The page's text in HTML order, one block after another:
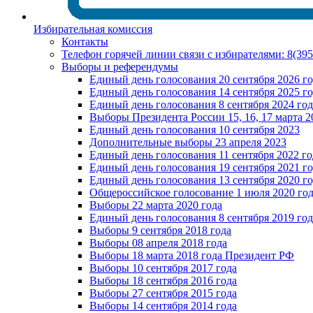
Избирательная комиссия
Контакты
Телефон горячей линии связи с избирателями:
Выборы и референдумы
Единый день голосования 20 сентября 2026
Единый день голосования 14 сентября 2025
Единый день голосования 8 сентября 2024
Выборы Президента России 15, 16, 17 марта
Единый день голосования 10 сентября 2023
Дополнительные выборы 23 апреля 2023
Единый день голосования 11 сентября 2022
Единый день голосования 19 сентября 2021
Единый день голосования 13 сентября 2020
Общероссийское голосование 1 июля 2020
Выборы 22 марта 2020 года
Единый день голосования 8 сентября 2019
Выборы 9 сентября 2018 года
Выборы 08 апреля 2018 года
Выборы 18 марта 2018 года Президент РФ
Выборы 10 сентября 2017 года
Выборы 18 сентября 2016 года
Выборы 27 сентября 2015 года
Выборы 14 сентября 2014 года